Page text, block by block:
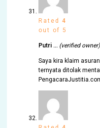
Rated4
out of 5
Putri … (verified owner)
Saya kira klaim
ternyata ditolak